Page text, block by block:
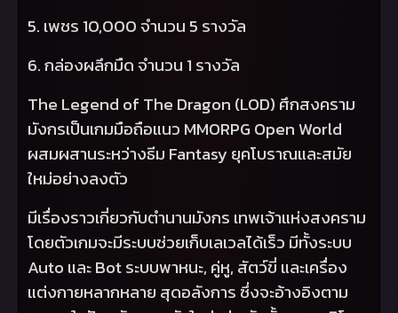
5. เพชร 10,000 จำนวน 5 รางวัล
6. กล่องผลึกมืด จำนวน 1 รางวัล
The Legend of The Dragon (LOD) ศึกสงคราม
มังกรเป็นเกมมือถือแนว MMORPG Open World
ผสมผสานระหว่างธีม Fantasy ยุคโบราณและสมัย
ใหม่อย่างลงตัว
มีเรื่องราวเกี่ยวกับตำนานมังกร เทพเจ้าแห่งสงคราม
โดยตัวเกมจะมีระบบช่วยเก็บเลเวลได้เร็ว มีทั้งระบบ
Auto และBotระบบพาหนะ, คู่หู, สัตว์ขี่ และเครื่อง
แต่งกายหลากหลาย สุดอลังการ ซึ่งจะอ้างอิงตาม